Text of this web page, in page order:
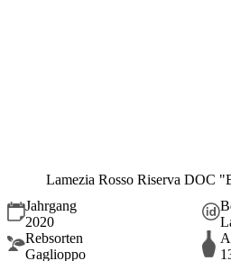
Lamezia Rosso Riserva DOC
Jahrgang
2020
Rebsorten
Gaglioppo